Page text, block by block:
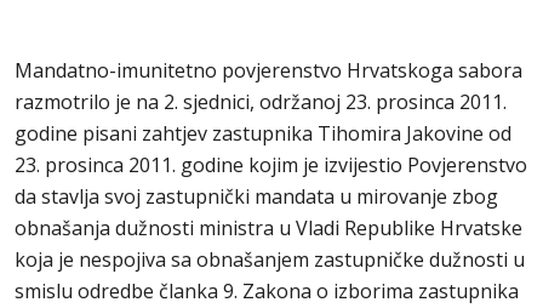
Mandatno-imunitetno povjerenstvo Hrvatskoga sabora
razmotrilo je na 2. sjednici, održanoj 23. prosinca 2011.
godine pisani zahtjev zastupnika Tihomira Jakovine od
23. prosinca 2011. godine kojim je izvijestio Povjerenstvo
da stavlja svoj zastupnički mandata u mirovanje zbog
obnašanja dužnosti ministra u Vladi Republike Hrvatske
koja je nespojiva sa obnašanjem zastupničke dužnosti u
smislu odredbe članka 9. Zakona o izborima zastupnika